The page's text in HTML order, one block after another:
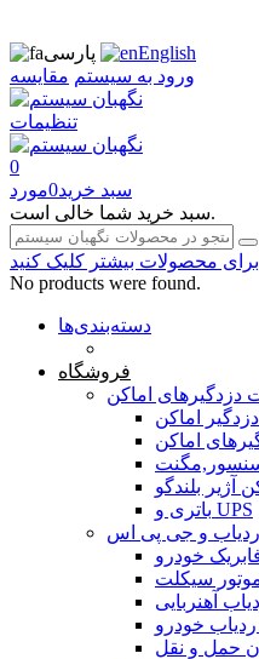
پارسی
English
ورود به سیستم مقایسه
تنظیمات
0
سبد خرید0مورد
سبد خرید شما خالی است.
No products were found.
دسته‌بندی‌ها
فروشگاه
دزدگیرهای اماکن
اماکن
اماکن
آژیر بلندگو
باتری و UPS
خودرو
سیکلت
آهنربایی
خودرو
حمل و نقل